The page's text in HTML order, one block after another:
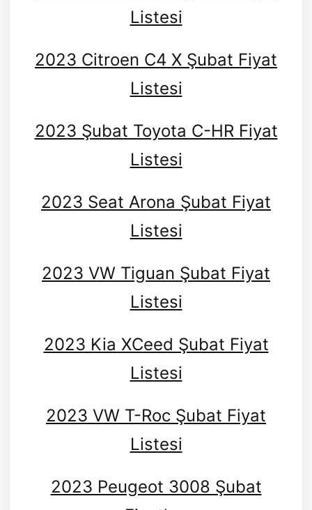
Listesi
2023 Citroen C4 X Şubat Fiyat
Listesi
2023 Şubat Toyota C-HR Fiyat
Listesi
2023 Seat Arona Şubat Fiyat
Listesi
2023 VW Tiguan Şubat Fiyat
Listesi
2023 Kia XCeed Şubat Fiyat
Listesi
2023 VW T-Roc Şubat Fiyat
Listesi
2023 Peugeot 3008 Şubat